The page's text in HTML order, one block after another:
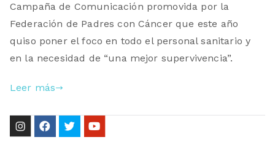
Campaña de Comunicación promovida por la
Federación de Padres con Cáncer que este año
quiso poner el foco en todo el personal sanitario y
en la necesidad de “una mejor supervivencia”.
Leer más